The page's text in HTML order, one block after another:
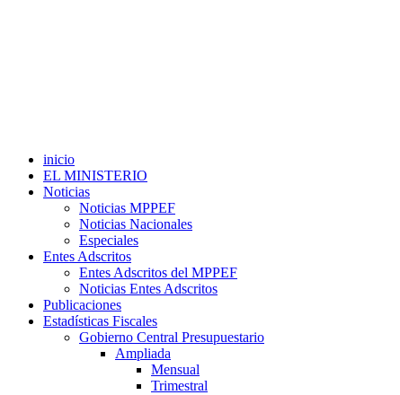
inicio
EL MINISTERIO
Noticias
Noticias MPPEF
Noticias Nacionales
Especiales
Entes Adscritos
Entes Adscritos del MPPEF
Noticias Entes Adscritos
Publicaciones
Estadísticas Fiscales
Gobierno Central Presupuestario
Ampliada
Mensual
Trimestral